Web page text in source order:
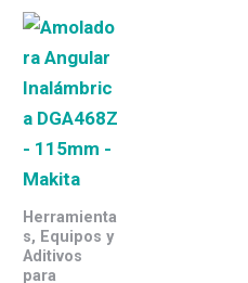
Herramienta
s, Equipos y
Aditivos
para